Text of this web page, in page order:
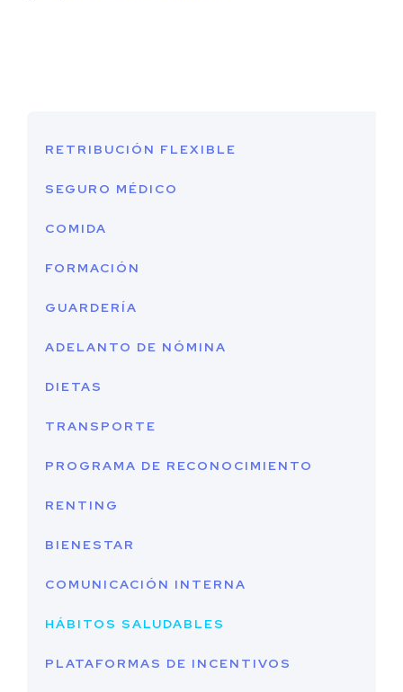
RETRIBUCIÓN FLEXIBLE
SEGURO MÉDICO
COMIDA
FORMACIÓN
GUARDERÍA
ADELANTO DE NÓMINA
DIETAS
TRANSPORTE
PROGRAMA DE RECONOCIMIENTO
RENTING
BIENESTAR
COMUNICACIÓN INTERNA
HÁBITOS SALUDABLES
PLATAFORMAS DE INCENTIVOS